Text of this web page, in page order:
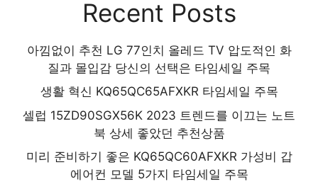
Recent Posts
아낌없이 추천 LG 77인치 올레드 TV 압도적인 화
질과 몰입감 당신의 선택은 타임세일 주목
생활 혁신 KQ65QC65AFXKR 타임세일 주목
셀럽 15ZD90SGX56K 2023 트렌드를 이끄는 노트
북 상세 좋았던 추천상품
미리 준비하기 좋은 KQ65QC60AFXKR 가성비 갑
에어컨 모델 5가지 타임세일 주목